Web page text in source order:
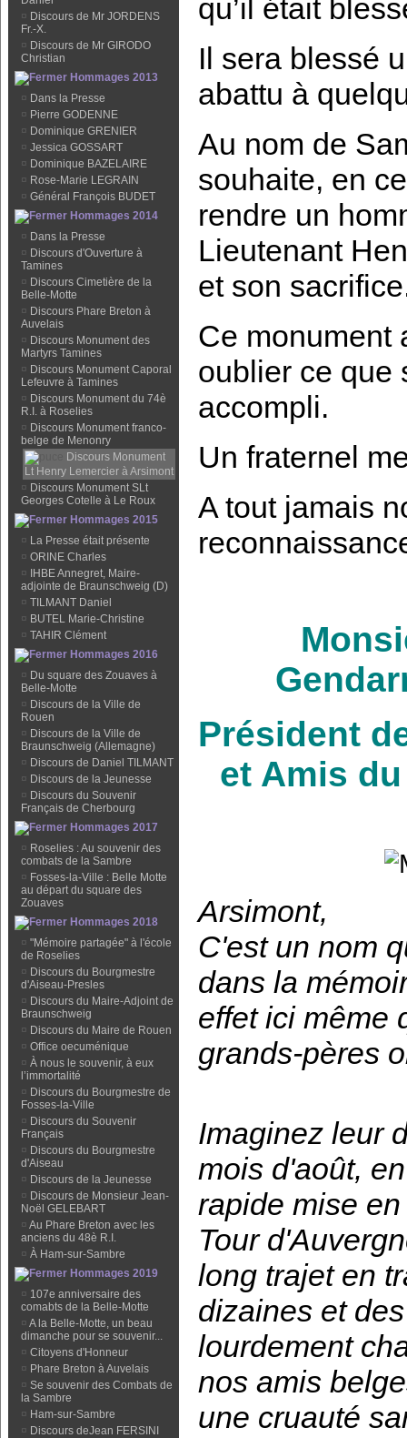
¤ Discours de Mr JORDENS
Fr.-X.
¤ Discours de Mr GIRODO
Christian
Hommages 2013
¤ Dans la Presse
¤ Pierre GODENNE
¤ Dominique GRENIER
¤ Jessica GOSSART
¤ Dominique BAZELAIRE
¤ Rose-Marie LEGRAIN
¤ Général François BUDET
Hommages 2014
¤ Dans la Presse
¤ Discours d'Ouverture à
Tamines
¤ Discours Cimetière de la
Belle-Motte
¤ Discours Phare Breton à
Auvelais
¤ Discours Monument des
Martyrs Tamines
¤ Discours Monument Caporal
Lefeuvre à Tamines
¤ Discours Monument du 74è
R.I. à Roselies
¤ Discours Monument franco-
belge de Menonry
Discours Monument
Lt Henry Lemercier à Arsimont
¤ Discours Monument SLt
Georges Cotelle à Le Roux
Hommages 2015
¤ La Presse était présente
¤ ORINE Charles
¤
IHBE Annegret, Maire-
adjointe de Braunschweig (D)
¤ TILMANT Daniel
¤ BUTEL Marie-Christine
¤ TAHIR Clément
Hommages 2016
¤ Du square des Zouaves à
Belle-Motte
¤ Discours de la Ville de
Rouen
¤ Discours de la Ville de
Braunschweig (Allemagne)
¤ Discours de Daniel TILMANT
¤ Discours de la Jeunesse
¤ Discours du Souvenir
Français de Cherbourg
Hommages 2017
¤ Roselies : Au souvenir des
combats de la Sambre
¤ Fosses-la-Ville : Belle Motte
au départ du square des
Zouaves
Hommages 2018
¤ "Mémoire partagée" à l'école
de Roselies
¤ Discours du Bourgmestre
d'Aiseau-Presles
¤ Discours du Maire-Adjoint de
Braunschweig
¤ Discours du Maire de Rouen
¤ Office oecuménique
¤ À nous le souvenir, à eux
l’immortalité
¤ Discours du Bourgmestre de
Fosses-la-Ville
¤ Discours du Souvenir
Français
¤ Discours du Bourgmestre
d'Aiseau
¤ Discours de la Jeunesse
¤ Discours de Monsieur Jean-
Noël GELEBART
¤ Au Phare Breton avec les
anciens du 48è R.I.
¤ À Ham-sur-Sambre
Hommages 2019
¤ 107e anniversaire des
comabts de la Belle-Motte
¤ A la Belle-Motte, un beau
dimanche pour se souvenir...
¤ Citoyens d'Honneur
¤ Phare Breton à Auvelais
¤ Se souvenir des Combats de
la Sambre
¤ Ham-sur-Sambre
¤ Discours deJean FERSINI
qu’il était
Il sera blessé
abattu à
Au nom de
souhaite, en
rendre un
Lieutenant
et son
Ce monument
oublier ce que
accompli.
Un fraternel
A tout jamais
Président
et Amis
Arsimont,
C'est un nom
dans la
effet ici même
grands-pères
Imaginez leur
mois d'août,
rapide mise
Tour
long trajet en
dizaines et
lourdement
nos amis
une cruauté